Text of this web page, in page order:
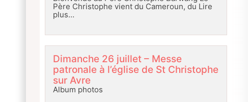
Père Christophe vient du Cameroun, du Lire
plus…
Dimanche 26 juillet – Messe
patronale à l’église de St Christophe
sur Avre
Album photos